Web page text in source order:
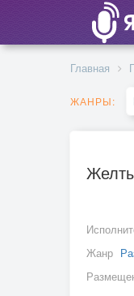
Главная
ЖАНРЫ:
Жанр